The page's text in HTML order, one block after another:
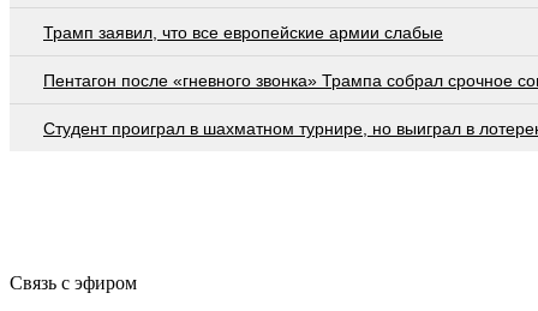
Трамп заявил, что все европейские армии слабые
Пентагон после «гневного звонка» Трампа собрал срочное
Студент проиграл в шахматном турнире, но выиграл в
Связь с эфиром